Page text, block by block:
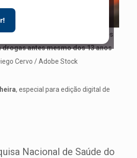
que crianças e adolescentes
antes mesmo dos 13 anos
Cervo / Adobe Stock
, especial para edição digital de
Nacional de Saúde do